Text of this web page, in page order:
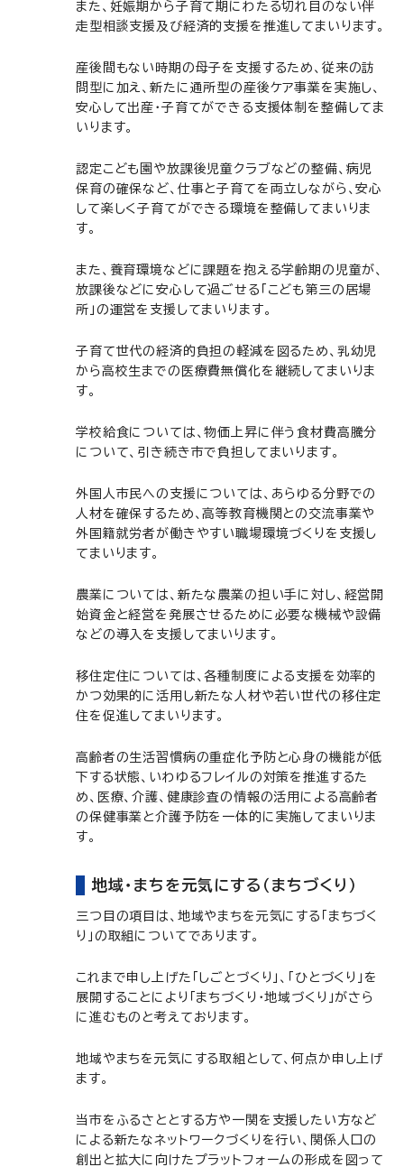
また、妊娠期から子育て期にわたる切れ目のない伴
走型相談支援及び経済的支援を推進してまいります。
産後間もない時期の母子を支援するため、従来の訪
問型に加え、新たに通所型の産後ケア事業を実施し、
安心して出産・子育てができる支援体制を整備してま
いります。
認定こども園や放課後児童クラブなどの整備、病児
保育の確保など、仕事と子育てを両立しながら、安心
して楽しく子育てができる環境を整備してまいりま
す。
また、養育環境などに課題を抱える学齢期の児童が、
放課後などに安心して過ごせる「こども第三の居場
所」の運営を支援してまいります。
子育て世代の経済的負担の軽減を図るため、乳幼児
から高校生までの医療費無償化を継続してまいりま
す。
学校給食については、物価上昇に伴う食材費高騰分
について、引き続き市で負担してまいります。
外国人市民への支援については、あらゆる分野での
人材を確保するため、高等教育機関との交流事業や
外国籍就労者が働きやすい職場環境づくりを支援し
てまいります。
農業については、新たな農業の担い手に対し、経営開
始資金と経営を発展させるために必要な機械や設備
などの導入を支援してまいります。
移住定住については、各種制度による支援を効率的
かつ効果的に活用し新たな人材や若い世代の移住定
住を促進してまいります。
高齢者の生活習慣病の重症化予防と心身の機能が低
下する状態、いわゆるフレイルの対策を推進するた
め、医療、介護、健康診査の情報の活用による高齢者
の保健事業と介護予防を一体的に実施してまいりま
す。
地域・まちを元気にする（まちづくり）
三つ目の項目は、地域やまちを元気にする「まちづく
り」の取組についてであります。
これまで申し上げた「しごとづくり」、「ひとづくり」を
展開することにより「まちづくり・地域づくり」がさら
に進むものと考えております。
地域やまちを元気にする取組として、何点か申し上げ
ます。
当市をふるさととする方や一関を支援したい方など
による新たなネットワークづくりを行い、関係人口の
創出と拡大に向けたプラットフォームの形成を図って